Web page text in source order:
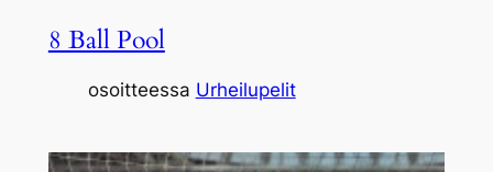
8 Ball Pool
osoitteessa Urheilupelit